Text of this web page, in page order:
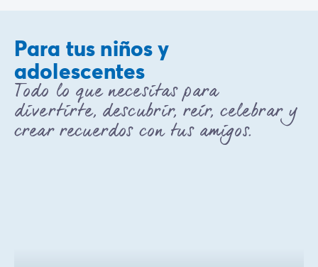
Para tus niños y
adolescentes
Todo lo que necesitas para
divertirte, descubrir, reír, celebrar y
crear recuerdos con tus amigos.